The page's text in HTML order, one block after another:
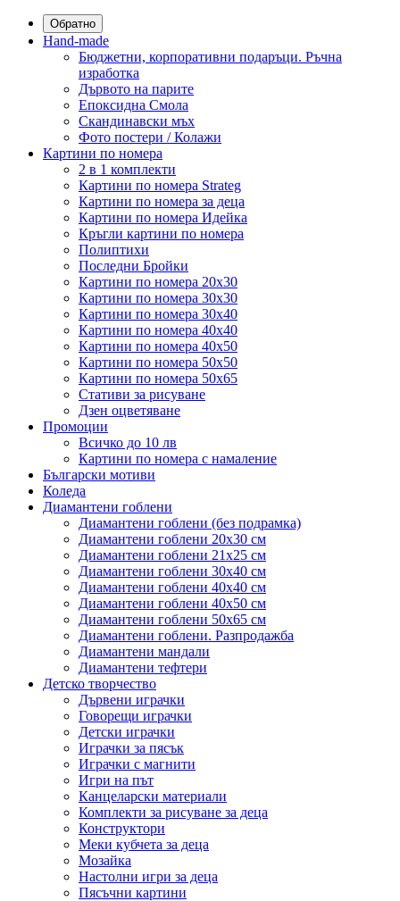
Обратно
Hand-made
Бюджетни, корпоративни подаръци. Ръчна
изработка
Дървото на парите
Епоксидна Смола
Скандинавски мъх
Фото постери / Колажи
Картини по номера
2 в 1 комплекти
Картини по номера Strateg
Картини по номера за деца
Картини по номера Идейка
Кръгли картини по номера
Полиптихи
Последни Бройки
Картини по номера 20x30
Картини по номера 30x30
Картини по номера 30x40
Картини по номера 40x40
Картини по номера 40x50
Картини по номера 50x50
Картини по номера 50x65
Стативи за рисуване
Дзен оцветяване
Промоции
Всичко до 10 лв
Картини по номера с намаление
Български мотиви
Коледа
Диамантени гоблени
Диамантени гоблени (без подрамка)
Диамантени гоблени 20x30 см
Диамантени гоблени 21x25 см
Диамантени гоблени 30x40 см
Диамантени гоблени 40x40 см
Диамантени гоблени 40x50 см
Диамантени гоблени 50x65 см
Диамантени гоблени. Разпродажба
Диамантени мандали
Диамантени тефтери
Детско творчество
Дървени играчки
Говорещи играчки
Детски играчки
Играчки за пясък
Играчки с магнити
Игри на път
Канцеларски материали
Комплекти за рисуване за деца
Конструктори
Меки кубчета за деца
Мозайка
Настолни игри за деца
Пясъчни картини